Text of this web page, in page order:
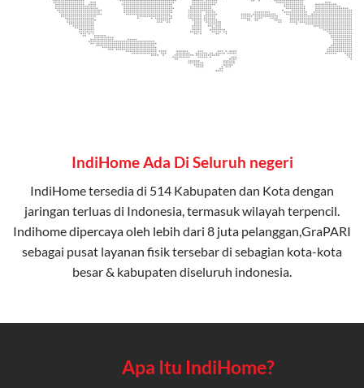
IndiHome Ada Di Seluruh negeri
IndiHome tersedia di 514 Kabupaten dan Kota dengan
jaringan terluas di Indonesia, termasuk wilayah terpencil.
Indihome dipercaya oleh lebih dari 8 juta pelanggan,GraPARI
sebagai pusat layanan fisik tersebar di sebagian kota-kota
besar & kabupaten diseluruh indonesia.
Apa Itu IndiHome?